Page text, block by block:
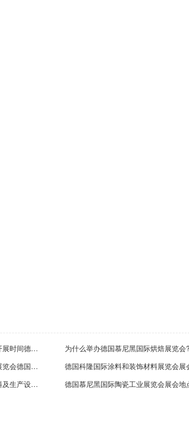
2024-06-19
德国莱比锡国际肉类工业展览会开展时间德国会展设计公司提醒您
德国杜塞尔多夫国际塑料及橡胶展览会德国展览设计公司邀您参加
德国慕尼黑国际电子元器件、材料及生产设备展览会德国会展设计搭建公司邀您参加